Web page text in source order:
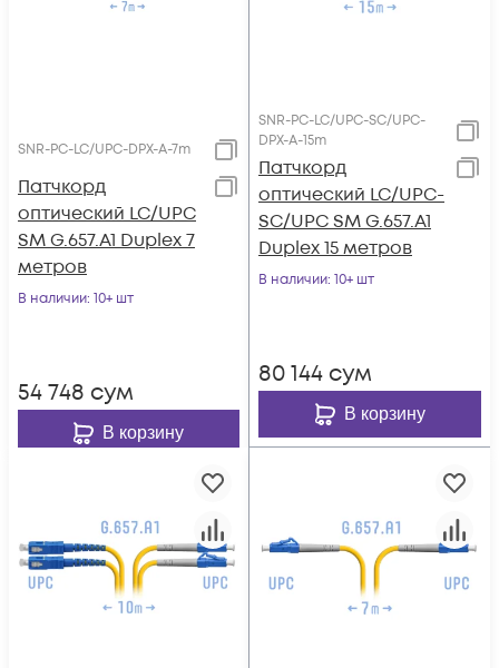
SNR-PC-LC/UPC-DPX-A-7m
Патчкорд
оптический LC/UPC
SM G.657.A1 Duplex 7
метров
В наличии: 10+ шт
54 748 сум
В корзину
SNR-PC-LC/UPC-SC/UPC-
DPX-A-15m
Патчкорд
оптический LC/UPC-
SC/UPC SM G.657.A1
Duplex 15 метров
В наличии: 10+ шт
80 144 сум
В корзину